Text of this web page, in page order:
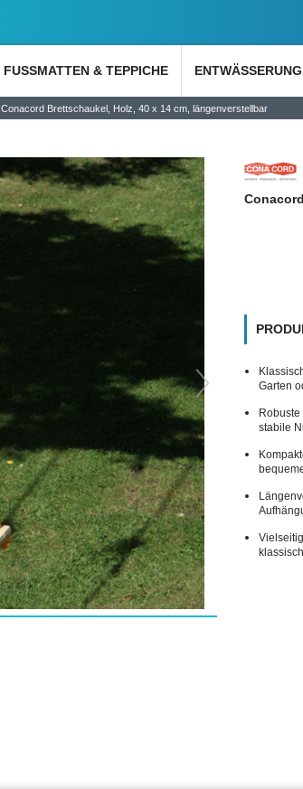
FUSSMATTEN & TEPPICHE ENTWÄSSERUNG
Conacord Brettschaukel, Holz, 40 x 14 cm, längenverstellbar
Garten
stabile